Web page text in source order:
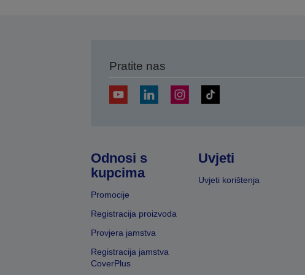
Pratite nas
Odnosi s
kupcima
Promocije
Registracija proizvoda
Provjera jamstva
Registracija jamstva
CoverPlus
Uvjeti
Uvjeti korištenja